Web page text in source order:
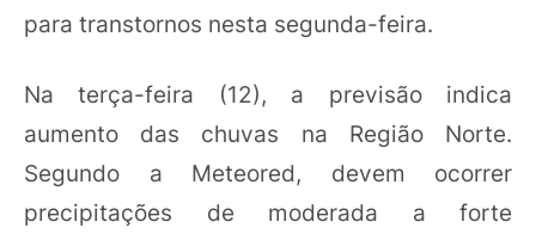
para transtornos nesta segunda-feira.
Na terça-feira (12), a previsão indica
aumento das chuvas na Região Norte.
Segundo a Meteored, devem ocorrer
precipitações de moderada a forte